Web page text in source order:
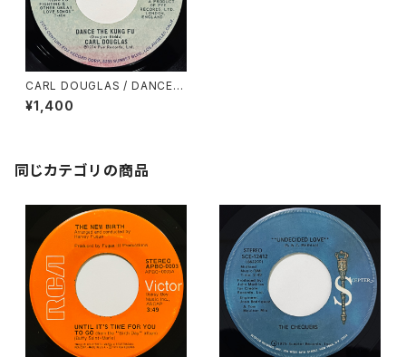
CARL DOUGLAS / DANCE T
HE KUNG FU
¥1,400
同じカテゴリの商品